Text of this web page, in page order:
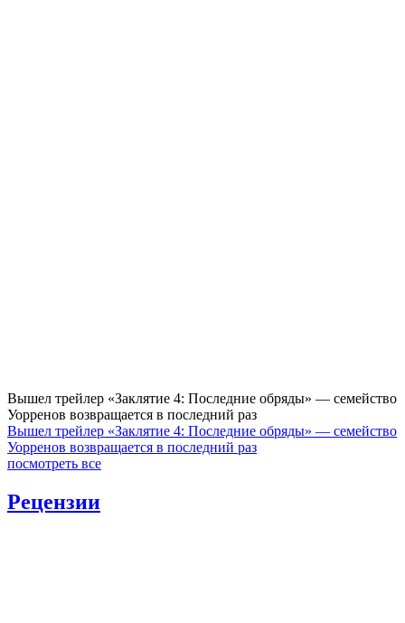
Вышел трейлер «Заклятие 4: Последние обряды» — семейство
Уорренов возвращается в последний раз
Вышел трейлер «Заклятие 4: Последние обряды» — семейство
Уорренов возвращается в последний раз
посмотреть все
Рецензии